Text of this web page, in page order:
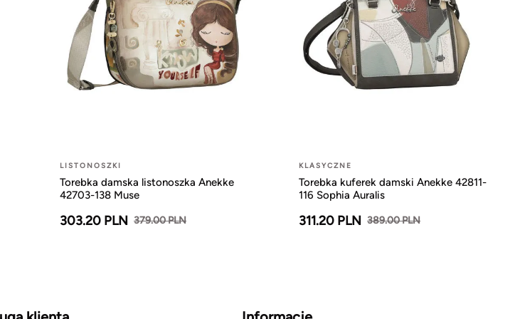
LISTONOSZKI
Torebka damska listonoszka Anekke
42703-138 Muse
303.20 PLN 379.00 PLN
KLASYCZNE
Torebka kuferek damski Anekke 42811-
116 Sophia Auralis
311.20 PLN 389.00 PLN